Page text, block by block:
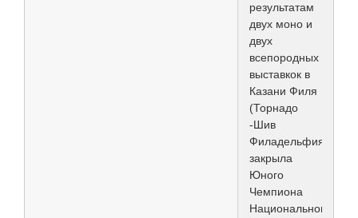
результатам
двух моно и
двух
всепородных
выставкок в
Казани Филя
(Торнадо
-Шив
Филадельфия)
закрыла
Юного
Чемпиона
Национального